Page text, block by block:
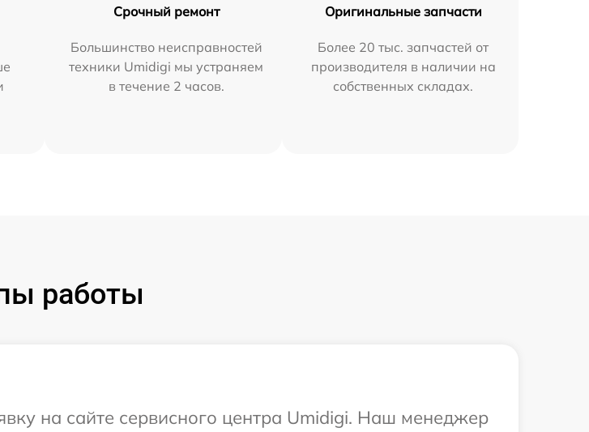
Срочный ремонт
Большинство неисправностей
техники Umidigi мы устраняем
в течение 2 часов.
Оригинальные запчасти
Более 20 тыс. запчастей от
производителя в наличии на
собственных складах.
работы
на сайте сервисного центра Umidigi. Наш менеджер